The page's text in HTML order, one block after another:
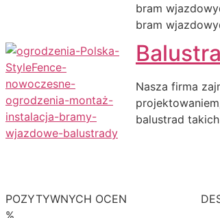
bram
bram
Nasza firma
balustrad
POZYTYWNYCH OCEN
%